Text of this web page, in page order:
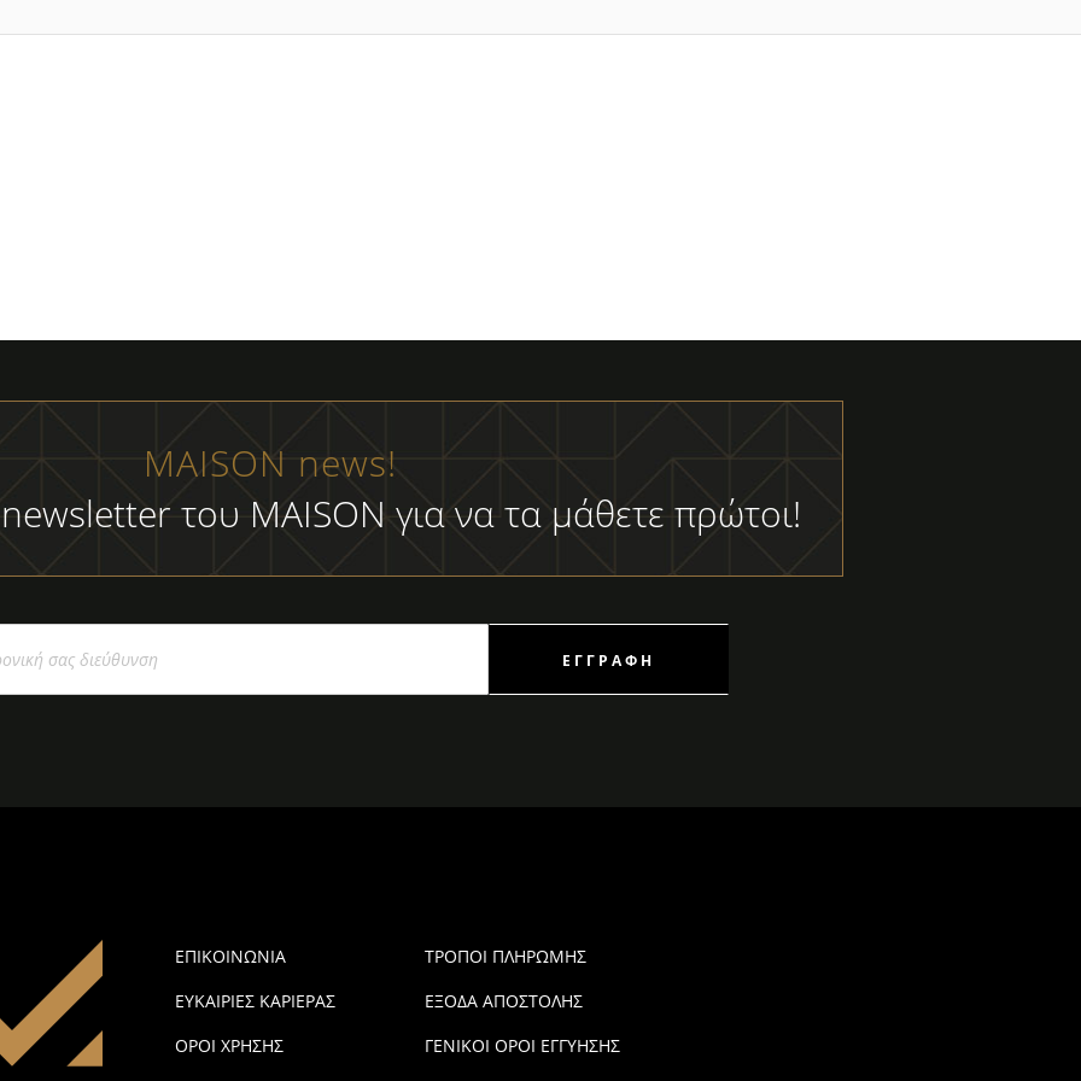
MAISON news!
του MAISON για να τα μάθετε πρώτοι!
ΕΓΓΡΑΦΉ
ΕΠΙΚΟΙΝΩΝΙΑ
ΕΥΚΑΙΡΙΕΣ ΚΑΡΙΕΡΑΣ
ΟΡΟΙ ΧΡΗΣΗΣ
ΤΡΟΠΟΙ ΠΛΗΡΩΜΗΣ
ΕΞΟΔΑ ΑΠΟΣΤΟΛΗΣ
ΓΕΝΙΚΟΙ ΟΡΟΙ ΕΓΓΥΗΣΗΣ